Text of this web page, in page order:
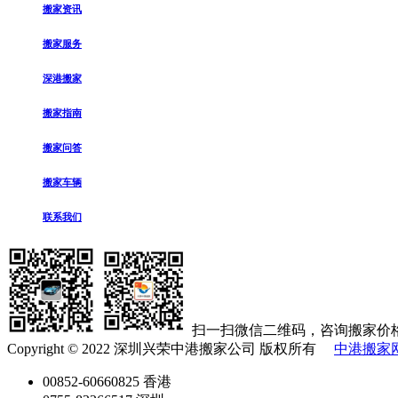
搬家资讯
搬家服务
深港搬家
搬家指南
搬家问答
搬家车辆
联系我们
扫一扫微信二维码，咨询搬家价
Copyright © 2022 深圳兴荣中港搬家公司 版权所有 中港搬家
00852-60660825 香港